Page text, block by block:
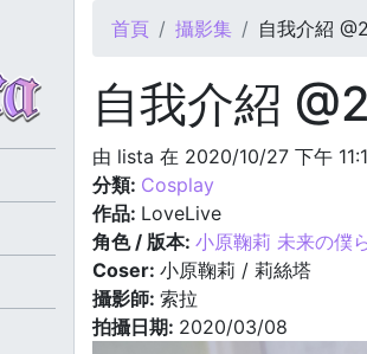
您在這裡
首頁 攝影集 自我介紹
自我介紹
由 lista 在 2020/10/27 下午
分類: Cosplay
作品: LoveLive
角色 / 版本: 小原鞠莉 未来の僕
Coser: 小原鞠莉 / 莉絲塔
攝影師: 索拉
拍攝日期: 2020/03/08